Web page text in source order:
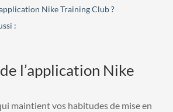
Nike Training Club ?
:
l’application Nike
maintient vos habitudes de mise en